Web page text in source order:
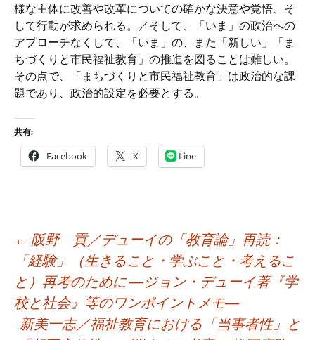
様な主体に改善や改革についての確かな決意や覚悟、そ
して行動が求められる。／そして、「いま」の政治への
アプローチなくして、「いま」の、また「新しい」「ま
ちづくりと市民福祉教育」の推進を図ることは難しい。
その点で、「まちづくりと市民福祉教育」は政治的な課
題であり、政治的設定を必要とする。
共有:
Facebook X Line
← 阪野 貢／デューイの「教育論」再読：
「経験」（生きること・学ぶこと・考えるこ
と）再考のために ―ジョン・デューイ著『学
校と社会』等のワンポイントメモ―
新美一志／福祉教育における「当事者性」と